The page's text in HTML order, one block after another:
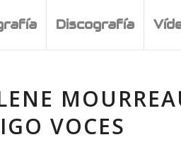
Discografía
VOCES